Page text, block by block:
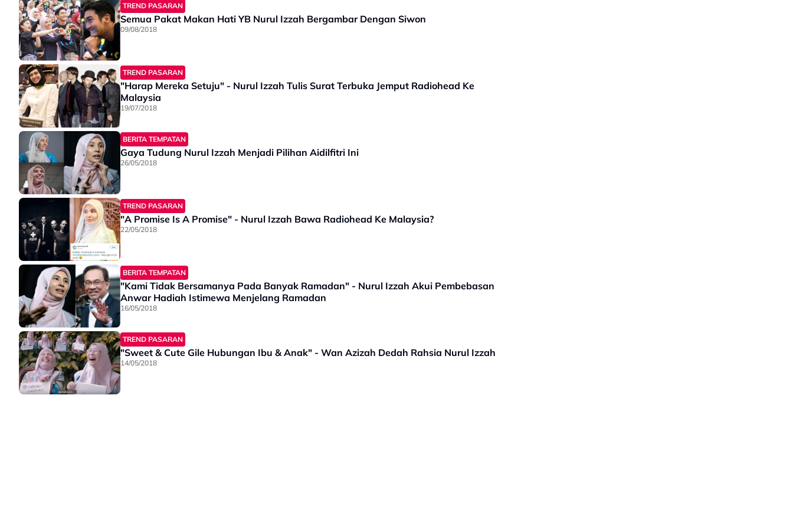
TREND PASARAN
Semua Pakat Makan Hati YB Nurul Izzah Bergambar Dengan Siwon
09/08/2018
TREND PASARAN
"Harap Mereka Setuju" - Nurul Izzah Tulis Surat Terbuka Jemput Radiohead Ke
Malaysia
19/07/2018
BERITA TEMPATAN
Gaya Tudung Nurul Izzah Menjadi Pilihan Aidilfitri Ini
26/05/2018
TREND PASARAN
"A Promise Is A Promise" - Nurul Izzah Bawa Radiohead Ke Malaysia?
22/05/2018
BERITA TEMPATAN
"Kami Tidak Bersamanya Pada Banyak Ramadan" - Nurul Izzah Akui Pembebasan
Anwar Hadiah Istimewa Menjelang Ramadan
16/05/2018
TREND PASARAN
"Sweet & Cute Gile Hubungan Ibu & Anak" - Wan Azizah Dedah Rahsia Nurul Izzah
14/05/2018